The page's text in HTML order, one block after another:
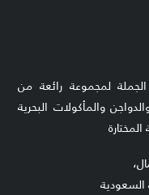
لمجموعة رائعة من
والمأكولات البحرية